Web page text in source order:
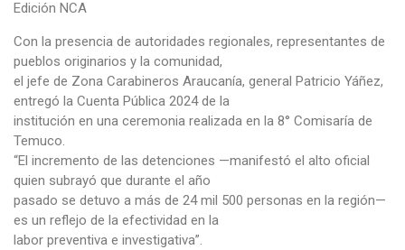
Edición NCA
Con la presencia de autoridades regionales, representantes de
pueblos originarios y la comunidad,
el jefe de Zona Carabineros Araucanía, general Patricio Yáñez,
entregó la Cuenta Pública 2024 de la
institución en una ceremonia realizada en la 8° Comisaría de
Temuco.
“El incremento de las detenciones —manifestó el alto oficial
quien subrayó que durante el año
pasado se detuvo a más de 24 mil 500 personas en la región—
es un reflejo de la efectividad en la
labor preventiva e investigativa”.